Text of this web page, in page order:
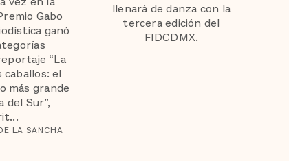
Gabo
ganó
“La
caballos: el
más grande
del Sur”,
LA SANCHA
llenará de danza con la
tercera edición del
FIDCDMX.